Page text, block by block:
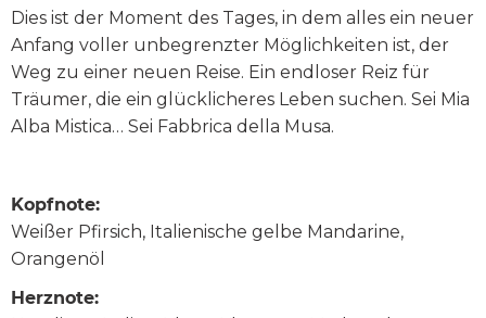
Dies ist der Moment des Tages, in dem alles ein neuer
Anfang voller unbegrenzter Möglichkeiten ist, der
Weg zu einer neuen Reise. Ein endloser Reiz für
Träumer, die ein glücklicheres Leben suchen. Sei Mia
Alba Mistica… Sei Fabbrica della Musa.
Kopfnote:
Weißer Pfirsich, Italienische gelbe Mandarine,
Orangenöl
Herznote: